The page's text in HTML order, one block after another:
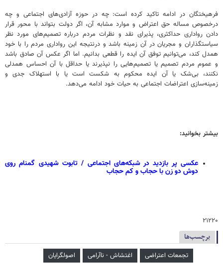
فرهیختگان در ادامه تاکید کرده است: چه در حوزه آزادی‌های اجتماعی و چه
درخصوص مساله حق اعتراض و موارد مشابه آن، اگر دولت بتواند با محور قرار
دادن رواداری حداکثری، پذیرای نقد و نظرات مردم درباره تصمیم‌های مورد نظر
سیاستگذاران و مجریان در آن زمینه باشد و درنتیجه این رواداری مردم را با خود
همدل کند، می‌توانیم توفق آن ایده را قطعی بدانیم. اما اگر عکس آن صادق باشد
و عموم مردم تصمیم‌ یا تصمیم‌هایی را نپذیرند یا حداقل با آن احساس همدلی
نکنند، بی‌شک یا آن ایده محکوم به شکست است یا با استهلاک جدی و
زمینه‌سازی اعتراضات اجتماعی به حیات خود ادامه می‌دهد.
بیشتر بخوانید:
عکسی پر بازدید در شبکه‌های اجتماعی / تابوت شهیدی گمنام روی
دوش دو زن با حجاب و کم حجاب
۲۱۲۲۰
برچسب‌ها
تجمعات اعتراضی اغتشاش - ناآرامی اصولگرایان